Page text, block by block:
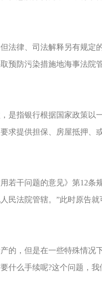
法律、司法解释另有规定
预防污染措施地海事法院
是指银行根据国家政策以
求提供担保、房屋抵押、
若干问题的意见》第12条
民法院管辖。”此时原告就
的，但是在一些特殊情况
什么手续呢?这个问题，我